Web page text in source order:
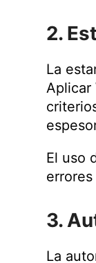
2.
La
Aplicar
El uso
3.
La